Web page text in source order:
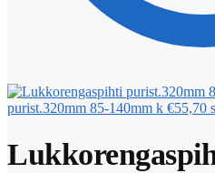
purist.320mm 85-140mm k €55,70